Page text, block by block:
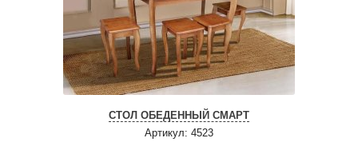
СТОЛ ОБЕДЕННЫЙ СМАРТ
Артикул: 4523